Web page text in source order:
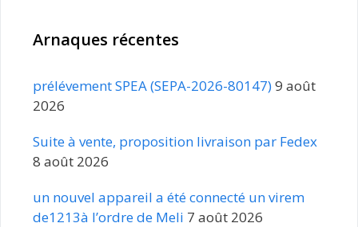
Arnaques récentes
prélévement SPEA (SEPA-2026-80147)9 août
2026
Suite à vente, proposition livraison par Fedex
8 août 2026
un nouvel appareil a été connecté un virem
de1213à l’ordre de Meli 7 août 2026